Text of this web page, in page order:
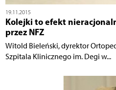
19.11.2015
Kolejki to efekt
przez NFZ
Witold Bieleński, dyrektor
Szpitala Klinicznego im. Degi w...